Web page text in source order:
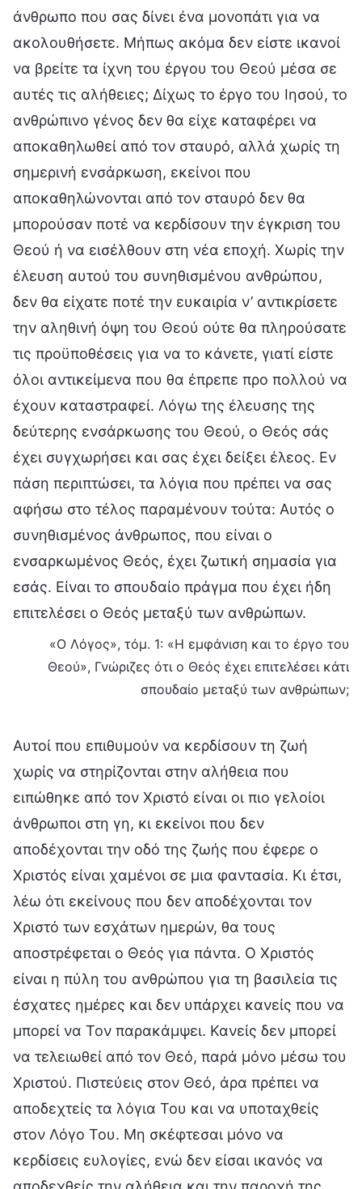
άνθρωπο που σας δίνει ένα μονοπάτι για να
ακολουθήσετε. Μήπως ακόμα δεν είστε ικανοί
να βρείτε τα ίχνη του έργου του Θεού μέσα σε
αυτές τις αλήθειες; Δίχως το έργο του Ιησού, το
ανθρώπινο γένος δεν θα είχε καταφέρει να
αποκαθηλωθεί από τον σταυρό, αλλά χωρίς τη
σημερινή ενσάρκωση, εκείνοι που
αποκαθηλώνονται από τον σταυρό δεν θα
μπορούσαν ποτέ να κερδίσουν την έγκριση του
Θεού ή να εισέλθουν στη νέα εποχή. Χωρίς την
έλευση αυτού του συνηθισμένου ανθρώπου,
δεν θα είχατε ποτέ την ευκαιρία ν’ αντικρίσετε
την αληθινή όψη του Θεού ούτε θα πληρούσατε
τις προϋποθέσεις για να το κάνετε, γιατί είστε
όλοι αντικείμενα που θα έπρεπε προ πολλού να
έχουν καταστραφεί. Λόγω της έλευσης της
δεύτερης ενσάρκωσης του Θεού, ο Θεός σάς
έχει συγχωρήσει και σας έχει δείξει έλεος. Εν
πάση περιπτώσει, τα λόγια που πρέπει να σας
αφήσω στο τέλος παραμένουν τούτα: Αυτός ο
συνηθισμένος άνθρωπος, που είναι ο
ενσαρκωμένος Θεός, έχει ζωτική σημασία για
εσάς. Είναι το σπουδαίο πράγμα που έχει ήδη
επιτελέσει ο Θεός μεταξύ των ανθρώπων.
«Ο Λόγος», τόμ. 1: «Η εμφάνιση και το έργο του
Θεού», Γνώριζες ότι ο Θεός έχει επιτελέσει κάτι
σπουδαίο μεταξύ των ανθρώπων;
Αυτοί που επιθυμούν να κερδίσουν τη ζωή
χωρίς να στηρίζονται στην αλήθεια που
ειπώθηκε από τον Χριστό είναι οι πιο γελοίοι
άνθρωποι στη γη, κι εκείνοι που δεν
αποδέχονται την οδό της ζωής που έφερε ο
Χριστός είναι χαμένοι σε μια φαντασία. Κι έτσι,
λέω ότι εκείνους που δεν αποδέχονται τον
Χριστό των εσχάτων ημερών, θα τους
αποστρέφεται ο Θεός για πάντα. Ο Χριστός
είναι η πύλη του ανθρώπου για τη βασιλεία τις
έσχατες ημέρες και δεν υπάρχει κανείς που να
μπορεί να Τον παρακάμψει. Κανείς δεν μπορεί
να τελειωθεί από τον Θεό, παρά μόνο μέσω του
Χριστού. Πιστεύεις στον Θεό, άρα πρέπει να
αποδεχτείς τα λόγια Του και να υποταχθείς
στον Λόγο Του. Μη σκέφτεσαι μόνο να
κερδίσεις ευλογίες, ενώ δεν είσαι ικανός να